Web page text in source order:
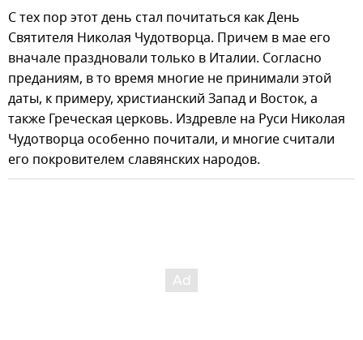
С тех пор этот день стал почитаться как День
Святителя Николая Чудотворца. Причем в мае его
вначале праздновали только в Италии. Согласно
преданиям, в то время многие не принимали этой
даты, к примеру, христианский Запад и Восток, а
также Греческая церковь. Издревле на Руси Николая
Чудотворца особенно почитали, и многие считали
его покровителем славянских народов.